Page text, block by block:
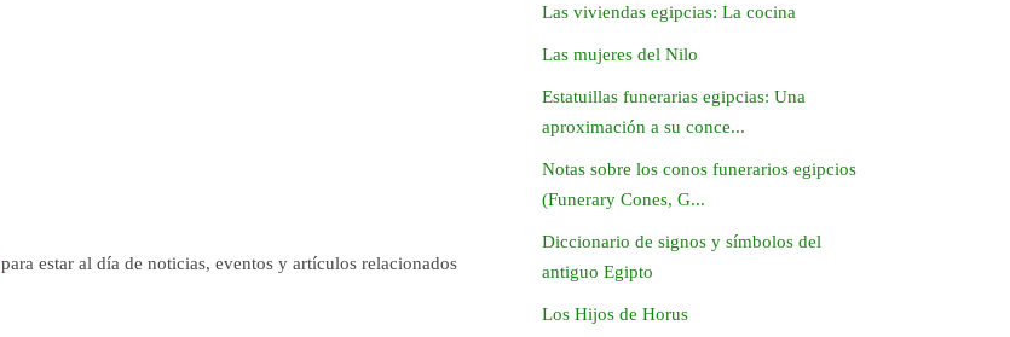
para estar al día de noticias, eventos y artículos relacionados
Las viviendas egipcias: La cocina
Las mujeres del Nilo
Estatuillas funerarias egipcias: Una
aproximación a su conce...
Notas sobre los conos funerarios egipcios
(Funerary Cones, G...
Diccionario de signos y símbolos del
antiguo Egipto
Los Hijos de Horus